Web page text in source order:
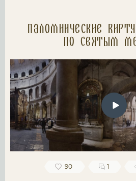
Паломнические
по святым
90 1